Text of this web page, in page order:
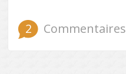
2Commentaires